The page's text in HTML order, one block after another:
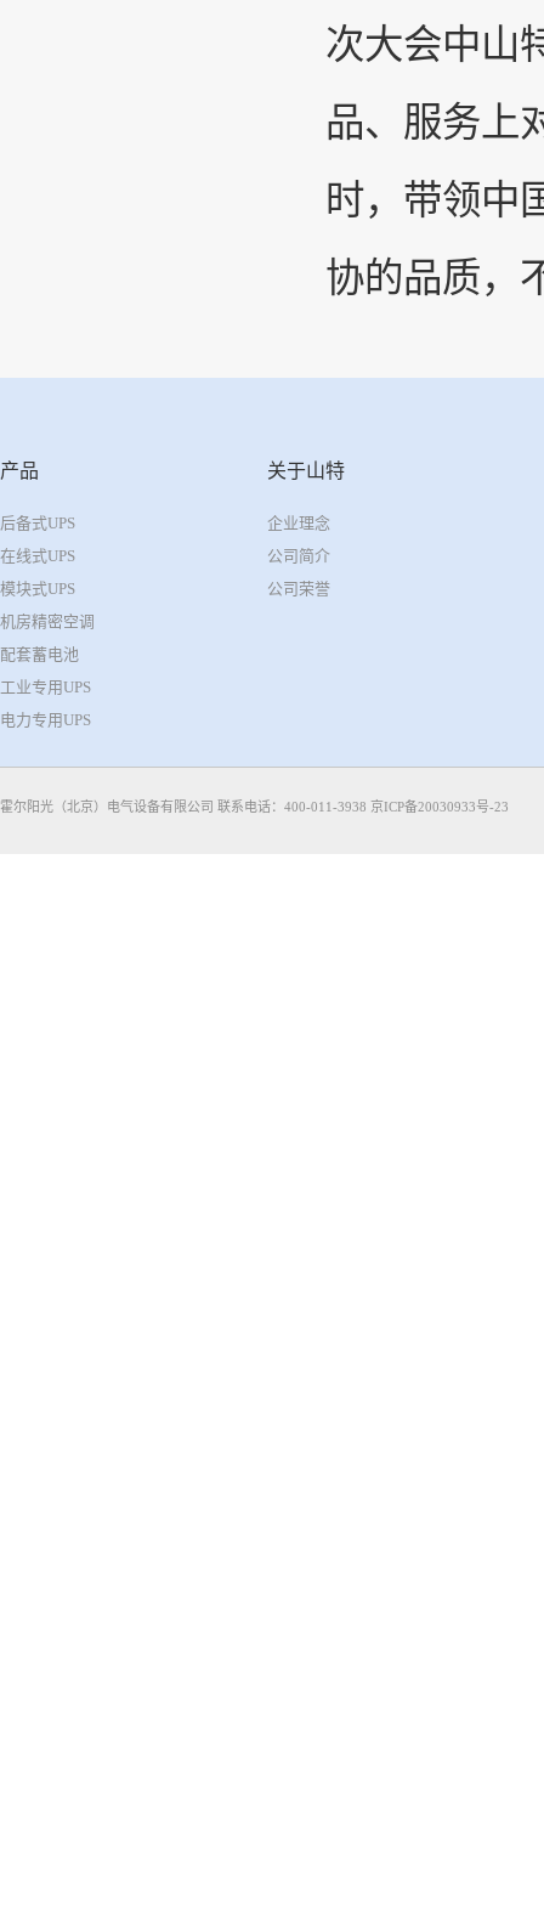
次大会中山
品、服务上
时，带领中
协的品质，
产品
后备式UPS
在线式UPS
模块式UPS
机房精密空调
配套蓄电池
工业专用UPS
电力专用UPS
关于山特
企业理念
公司简介
公司荣誉
霍尔阳光（北京）电气设备有限公司 联系电话：400-011-3938 京ICP备20030933号-23